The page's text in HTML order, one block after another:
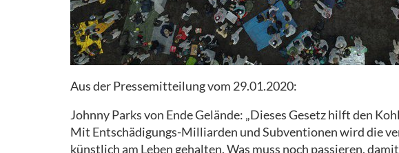
Aus der Pressemitteilung vom 29.01.2020:
Johnny Parks von Ende Gelände: „Dieses Gesetz hilft den
Mit Entschädigungs-Milliarden und Subventionen wird die
künstlich am Leben gehalten. Was muss noch passieren,